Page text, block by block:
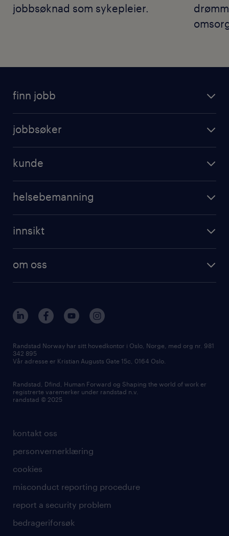
jobbsøknad som sykepleier.
finn jobb
jobbsøker
kunde
helsebemanning
innsikt
om oss
kontakt oss
personvernerklæring
cookies
misconduct reporting procedure
report a security problem
bedrageriforsøk
Randstad Norway har sitt hovedkontor i Oslo, Norge, med org nr. 981
342 895
Vår adresse er Kristian Augusts Gate 15c, 0164 Oslo.
Randstad, Dfind, Human Forward og Shaping the world of work er
registrerte varemerker under randstad n.v.
randstad © 2025